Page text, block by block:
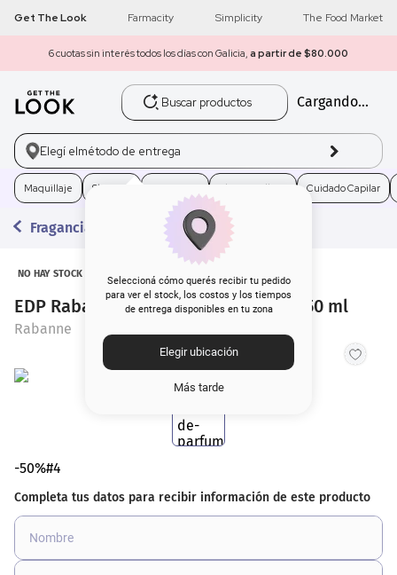
Get The Look Farmacity Simplicity The Food Market
6 cuotas sin interés todos los días con Galicia, a partir de $80.000
Buscar productos
Cargando...
Elegí elmétodo de entrega
Seleccioná cómo querés recibir tu pedido
para ver el stock, los costos y los tiempos
de entrega disponibles en tu zona
Elegir ubicación
Más tarde
Maquillaje Skincare Electro Belleza Cuidado Capilar
Fragancias
NO HAY STOCK
EDP Rabanne Lady Million Empire x 50 ml
Rabanne
-50%#4
1 get the look
2 máscara pestañas
loreal
4. brochas
5. corrector
6. rubor